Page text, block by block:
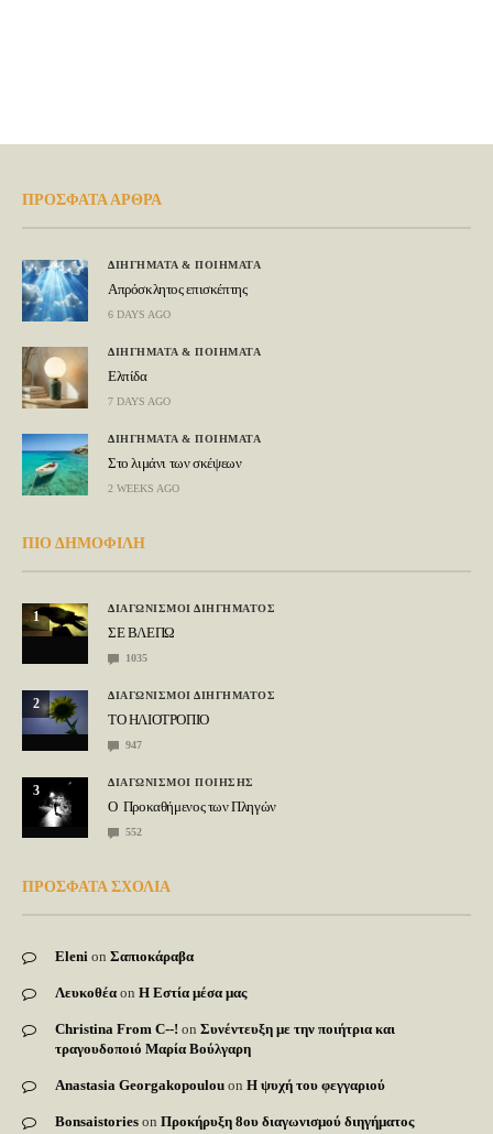
ΠΡΟΣΦΑΤΑ ΑΡΘΡΑ
ΔΙΗΓΗΜΑΤΑ & ΠΟΙΗΜΑΤΑ
Απρόσκλητος επισκέπτης
6 DAYS AGO
ΔΙΗΓΗΜΑΤΑ & ΠΟΙΗΜΑΤΑ
Ελπίδα
7 DAYS AGO
ΔΙΗΓΗΜΑΤΑ & ΠΟΙΗΜΑΤΑ
Στο λιμάνι των σκέψεων
2 WEEKS AGO
ΠΙΟ ΔΗΜΟΦΙΛΗ
1
ΔΙΑΓΩΝΙΣΜΟΙ ΔΙΗΓΗΜΑΤΟΣ
ΣΕ ΒΛΕΠΩ
1035
2
ΔΙΑΓΩΝΙΣΜΟΙ ΔΙΗΓΗΜΑΤΟΣ
ΤΟ ΗΛΙΟΤΡΟΠΙΟ
947
3
ΔΙΑΓΩΝΙΣΜΟΙ ΠΟΙΗΣΗΣ
Ο Προκαθήμενος των Πληγών
552
ΠΡΟΣΦΑΤΑ ΣΧΟΛΙΑ
Eleni on Σαπιοκάραβα
Λευκοθέα on Η Εστία μέσα μας
Christina From C--! on Συνέντευξη με την ποιήτρια και
τραγουδοποιό Μαρία Βούλγαρη
Anastasia Georgakopoulou on Η ψυχή του φεγγαριού
Bonsaistories on Προκήρυξη 8ου διαγωνισμού διηγήματος